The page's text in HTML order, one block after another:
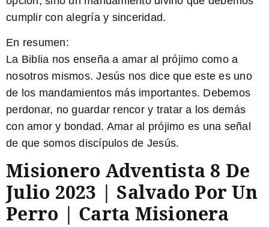
cumplir con alegría y sinceridad.
En resumen:
La Biblia nos enseña a amar al prójimo como a
nosotros mismos. Jesús nos dice que este es uno
de los mandamientos más importantes. Debemos
perdonar, no guardar rencor y tratar a los demás
con amor y bondad. Amar al prójimo es una señal
de que somos discípulos de Jesús.
Misionero Adventista 8 De
Julio 2023 | Salvado Por Un
Perro | Carta Misionera